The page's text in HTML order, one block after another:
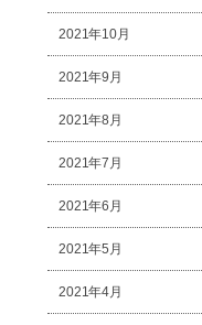
2021年10月
2021年9月
2021年8月
2021年7月
2021年6月
2021年5月
2021年4月